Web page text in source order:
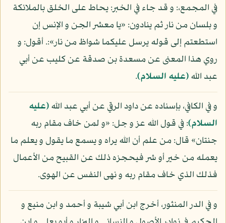
في المجمع،: و قد جاء في الخبر: يحاط على الخلق بالملائكة
و بلسان من نار ثم ينادون: «يا معشر الجن و الإنس إن
استطعتم إلى قوله يرسل عليكما شواظ من نار»:. أقول: و
روي هذا المعنى عن مسعدة بن صدقة عن كليب عن أبي
عبد الله(عليه السلام).
و في الكافي، بإسناده عن داود الرقي عن أبي عبد الله(عليه
السلام): في قول الله عز و جل: «و لمن خاف مقام ربه
جنتان» قال: من علم أن الله يراه و يسمع ما يقول و يعلم ما
يعمله من خير أو شر فيحجزه ذلك عن القبيح من الأعمال
فذلك الذي خاف مقام ربه و نهى النفس عن الهوى.
و في الدر المنثور، أخرج ابن أبي شيبة و أحمد و ابن منيع و